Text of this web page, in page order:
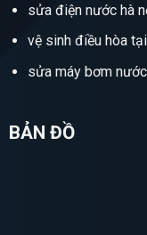
sửa điện nước hà
vệ sinh điều hòa
sửa máy bơm
BẢN ĐỒ